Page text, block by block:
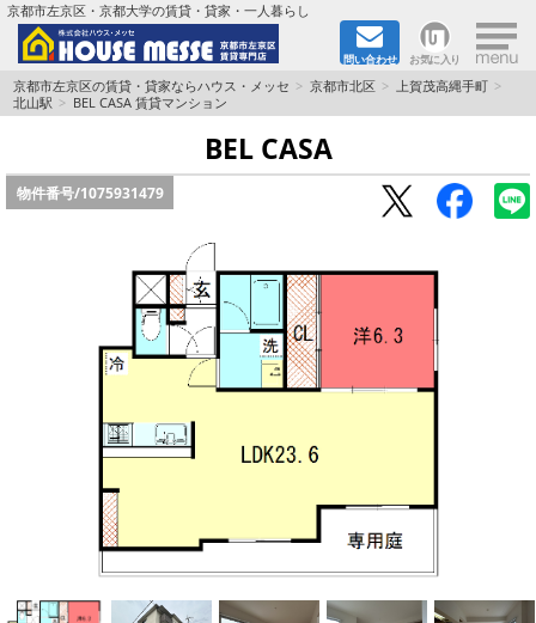
京都市左京区・京都大学の賃貸・貸家・一人暮らし
問い合わせ お気に入り ×
TOPページ
地域から検索
京都大学＆京都芸術大学生さんに
書類DL & 入居者さまへ
家族で住むならマンション？賃家？
一人暮らしの物件特集
ペット相談OKの賃貸！
ハウスメーカー施工特集！
京都市左京区の賃貸・貸家ならハウス・メッセ 京都市北区
上賀茂高縄手町
北山駅
BEL CASA 賃貸マンション
BEL CASA
物件番号/1075931479